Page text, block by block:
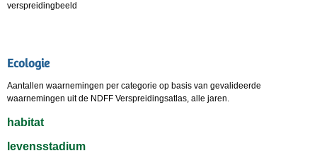
verspreidingbeeld
Ecologie
Aantallen waarnemingen per categorie op basis van gevalideerde
waarnemingen uit de NDFF Verspreidingsatlas, alle jaren.
habitat
levensstadium